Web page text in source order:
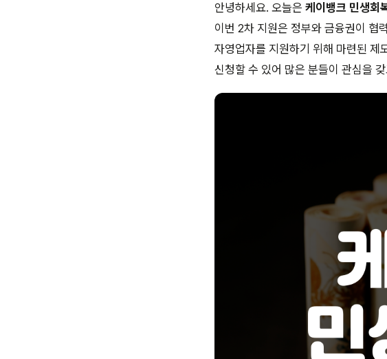
안녕하세요. 오늘은 케이뱅크 민생회
이번 2차 지원은 정부와 금융권이 협
자영업자를 지원하기 위해 마련된 제
신청할 수 있어 많은 분들이 관심을